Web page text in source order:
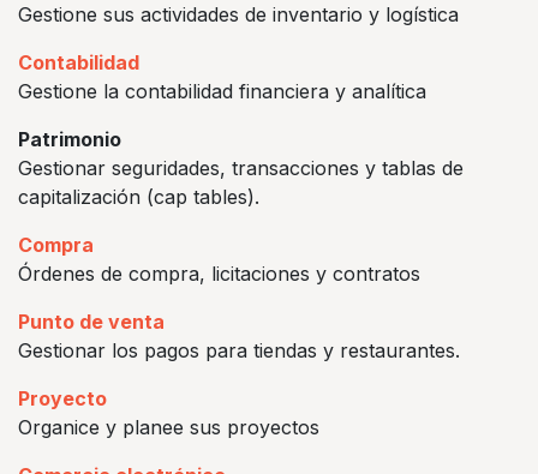
Gestione sus actividades de inventario y logística
Contabilidad
Gestione la contabilidad financiera y analítica
Patrimonio
Gestionar seguridades, transacciones y tablas de
capitalización (cap tables).
Compra
Órdenes de compra, licitaciones y contratos
Punto de venta
Gestionar los pagos para tiendas y restaurantes.
Proyecto
Organice y planee sus proyectos